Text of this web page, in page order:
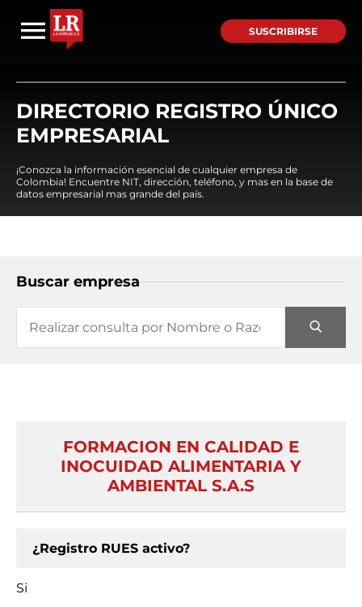
SUSCRIBIRSE
DIRECTORIO REGISTRO ÚNICO
EMPRESARIAL
¡Conozca la información esencial de cualquier empresa de
Colombia! Encuentre NIT, dirección, teléfono, y mas en la base de
datos empresarial mas grande del país.
Buscar empresa
FORMACION EN CALIDAD E
INOCUIDAD ALIMENTARIA Y
AMBIENTAL S.A.S
¿Registro RUES activo?
Si